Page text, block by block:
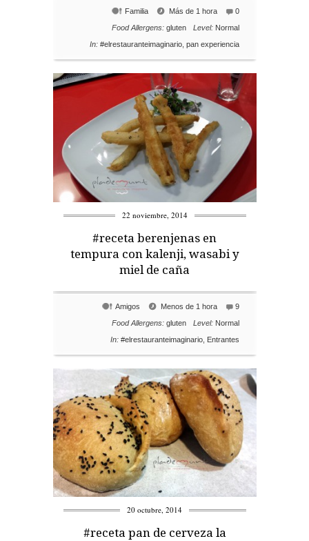
0
Más de 1 hora
Familia
Level: Normal
Food Allergens: gluten
In: #elrestauranteimaginario, pan experiencia
22 noviembre, 2014
#receta berenjenas en
tempura con kalenji, wasabi y
miel de caña
9
Menos de 1 hora
Amigos
Level: Normal
Food Allergens: gluten
In: #elrestauranteimaginario, Entrantes
20 octubre, 2014
#receta pan de cerveza la